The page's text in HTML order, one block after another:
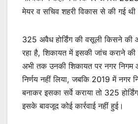
मेयर व सचिव शहरी विकास से की गई थी
325 अवैध होर्डिंग की वसूली किसने
रहा है, शिकायत में इसकी जांच कराने
अभी तक उनकी शिकायत पर नगर निगम
निर्णय नहीं लिया, जबकि 2019 में नगर
बनाकर इसका सर्वे कराया तो 325
इसके बावजूद कोई कार्रवाई नहीं हुई।